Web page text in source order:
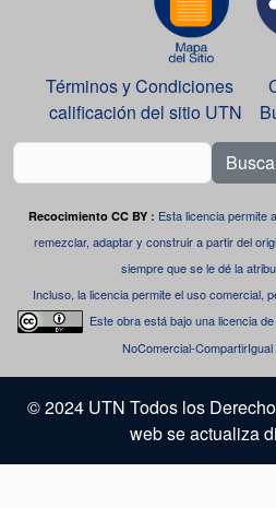
Términos y Condiciones
calificación del sitio UTN
Buscar
Recocimiento CC BY : Esta licencia permite
remezclar, adaptar y construir a partir del
siempre que se le dé la
Incluso, la licencia permite el uso comercial,
Este obra está bajo unalicencia
NoComercial-
© 2024 UTN Todos los
web se actualiza